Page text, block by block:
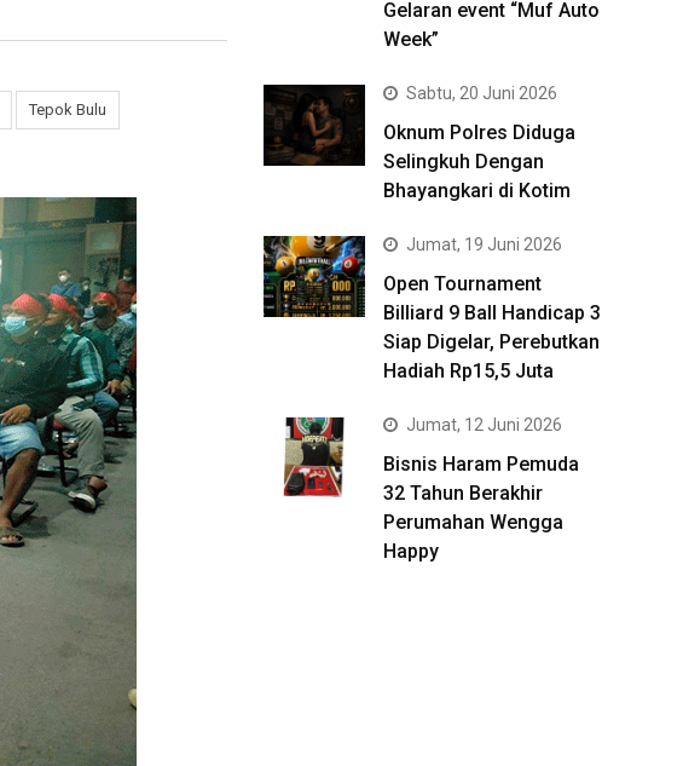
Tepok Bulu
Gelaran event “Muf Auto
Week”
Sabtu, 20 Juni 2026
Oknum Polres Diduga
Selingkuh Dengan
Bhayangkari di Kotim
Jumat, 19 Juni 2026
Open Tournament
Billiard 9 Ball Handicap 3
Siap Digelar, Perebutkan
Hadiah Rp15,5 Juta
Jumat, 12 Juni 2026
Bisnis Haram Pemuda
32 Tahun Berakhir
Perumahan Wengga
Happy